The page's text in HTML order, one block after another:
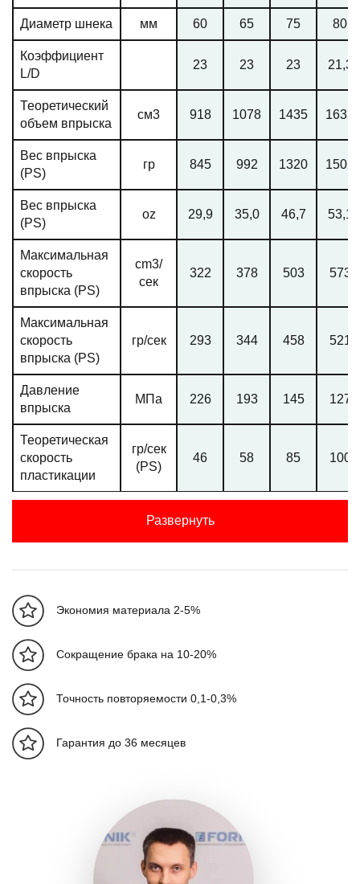
Диаметр шнека мм 60 65 75 80
Коэффициент
L/D
23 23 23 21,3
Теоретический
объем впрыска
см3 918 1078 1435 1633
Вес впрыска
(PS)
гр 845 992 1320 1502
Вес впрыска
(PS)
oz 29,9 35,0 46,7 53,1
Максимальная
скорость
впрыска (PS)
cm3/
сек
322 378 503 573
Максимальная
скорость
впрыска (PS)
гр/сек 293 344 458 521
Давление
впрыска
МПа 226 193 145 127
Теоретическая
скорость
пластикации
гр/сек
(PS)
46 58 85 100
Линейная
Максимальная
скорость
вращения
шнека
Мощностные характеристики
Давление
системы
Развернуть
Экономия материала 2-5%
Сокращение брака на 10-20%
Точность повторяемости 0,1-0,3%
Гарантия до 36 месяцев